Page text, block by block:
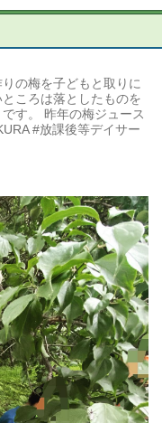
の梅を子どもと取りに
ころは落としたものを
す。 昨年の梅ジュース
#放課後等デイサー